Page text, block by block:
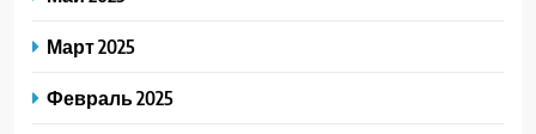
Март 2025
Февраль 2025